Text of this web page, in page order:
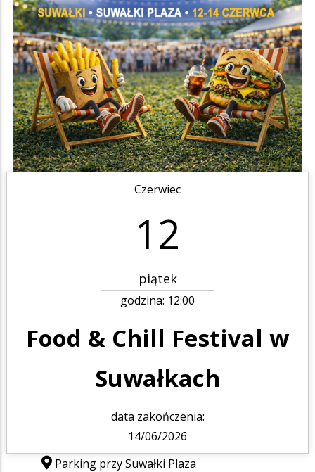
Czerwiec
12
piątek
godzina: 12:00
Food & Chill Festival w
Suwałkach
data zakończenia:
14/06/2026
Parking przy Suwałki Plaza